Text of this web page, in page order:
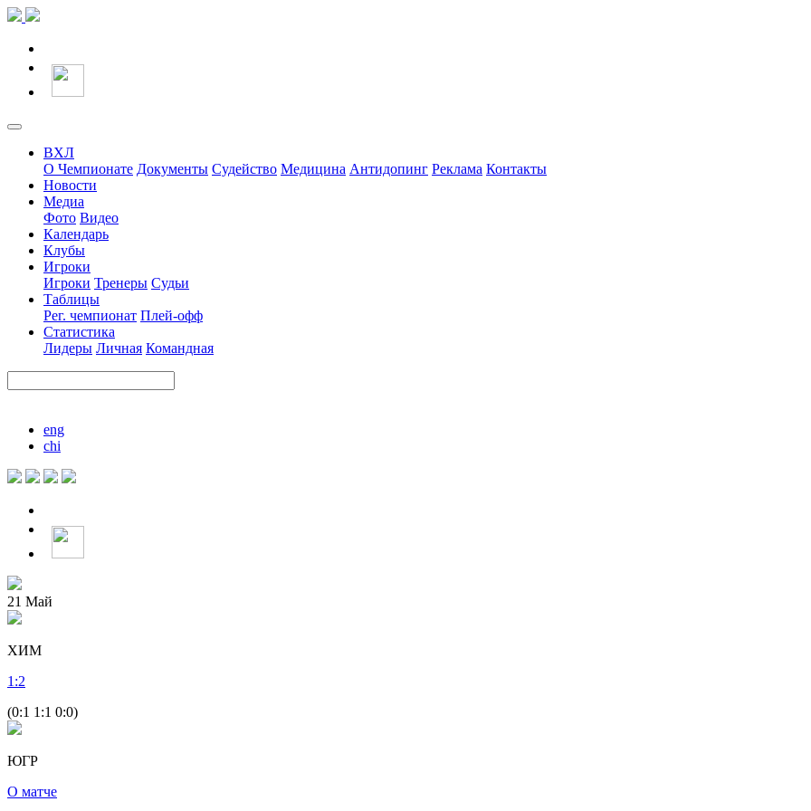
ВХЛ
О Чемпионате Документы Судейство Медицина Антидопинг Реклама Контакты
Новости
Медиа
Фото Видео
Календарь
Клубы
Игроки
Игроки Тренеры Судьи
Таблицы
Рег. чемпионат Плей-офф
Статистика
Лидеры Личная Командная
eng
chi
21 Май
ХИМ
1 :2
(0:1 1:1 0:0)
ЮГР
О матче